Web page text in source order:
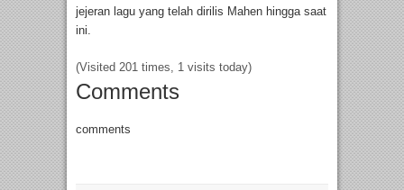
jejeran lagu yang telah dirilis Mahen hingga saat
ini.
(Visited 201 times, 1 visits today)
Comments
comments